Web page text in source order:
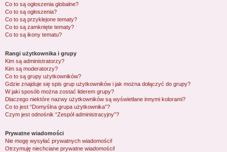
Co to są ogłoszenia globalne?
Co to są ogłoszenia?
Co to są przyklejone tematy?
Co to są zamknięte tematy?
Co to są ikony tematu?
Rangi użytkownika i grupy
Kim są administratorzy?
Kim są moderatorzy?
Co to są grupy użytkowników?
Gdzie znajduje się spis grup użytkowników i jak można dołączyć do grupy?
W jaki sposób można zostać liderem grupy?
Dlaczego niektóre nazwy użytkowników są wyświetlane innymi kolorami?
Co to jest “Domyślna grupa użytkownika”?
Czym jest odnośnik “Zespół administracyjny”?
Prywatne wiadomości
Nie mogę wysyłać prywatnych wiadomości!
Otrzymuję niechciane prywatne wiadomości!